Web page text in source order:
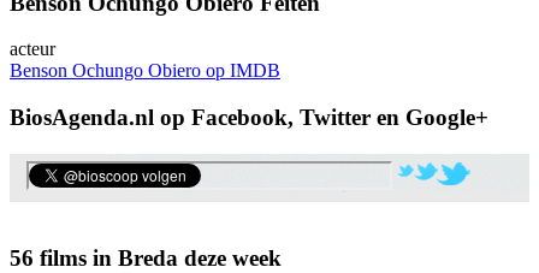
acteur
Benson Ochungo Obiero op IMDB
BiosAgenda.nl op Facebook, Twitter en Google+
56 films in Breda deze week